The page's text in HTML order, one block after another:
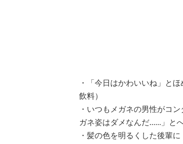
・「今日はかわいいね」と
飲料）
・いつもメガネの男性がコ
ガネ姿はダメなんだ......」と
・髪の色を明るくした後輩